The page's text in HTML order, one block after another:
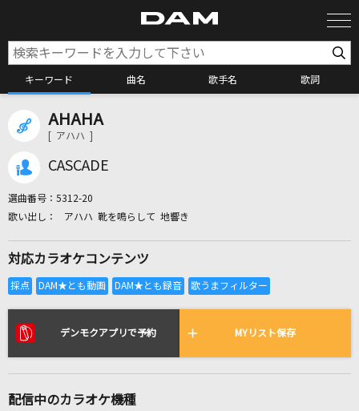
キーワード 曲名 歌手名 歌詞
全国りれき
リアルタイムで歌われている曲の一覧
AHAHA
[ アハハ ]
CASCADE
選曲番号： 5312-20
アハハ 靴を鳴らして 地響き
対応カラオケコンテンツ
デンモクアプリで予約 MYリスト保存
配信中のカラオケ機種